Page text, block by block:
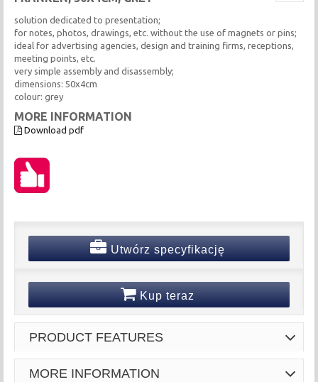
solution dedicated to presentation;
for notes, photos, drawings, etc. without the use of magnets or pins;
ideal for advertising agencies, design and training firms, receptions,
meeting points, etc.
very simple assembly and disassembly;
dimensions: 50x4cm
colour: grey
MORE INFORMATION
Download pdf
Utwórz specyfikację
Kup teraz
PRODUCT FEATURES
MORE INFORMATION